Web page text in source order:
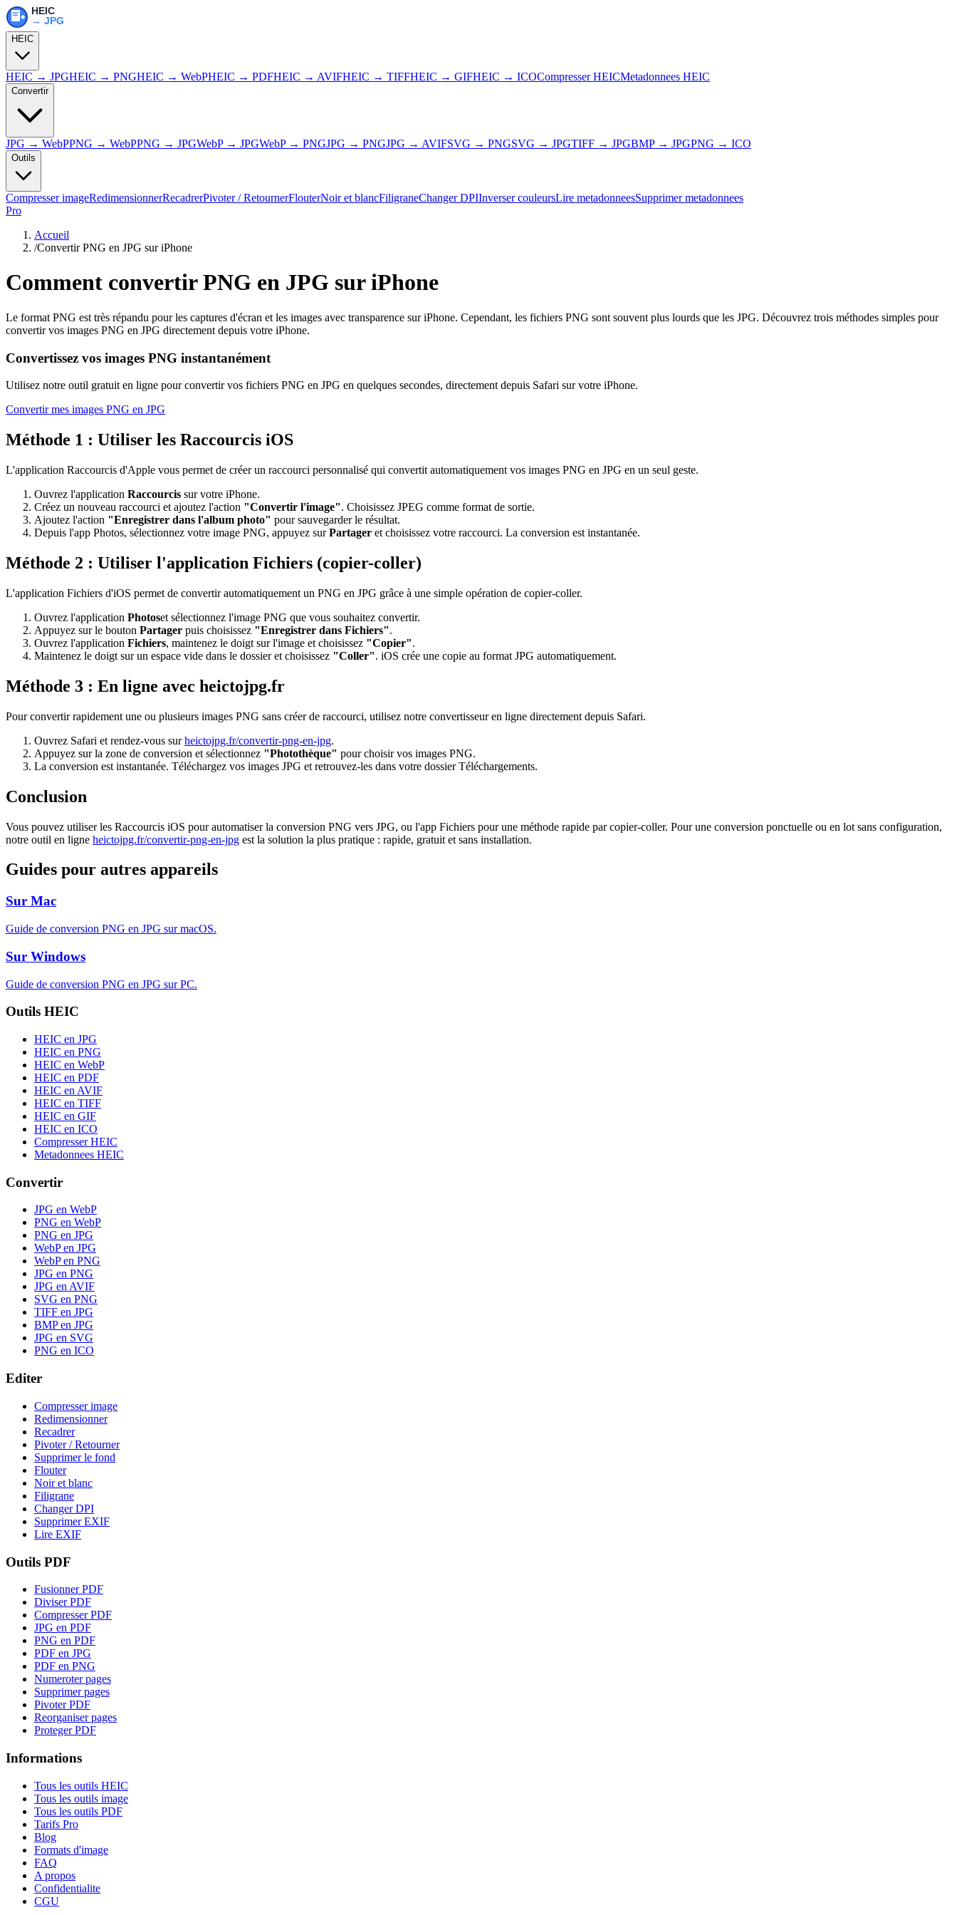
HEIC
HEIC → JPGHEIC → PNGHEIC → WebPHEIC → PDFHEIC → AVIFHEIC → TIFFHEIC → GIFHEIC → ICOCompresser HEICMetadonnees HEIC
Convertir
JPG → WebPPNG → WebPPNG → JPGWebP → JPGWebP → PNGJPG → PNGJPG → AVIFSVG → PNGSVG → JPGTIFF → JPGBMP → JPGPNG → ICO
Outils
Compresser imageRedimensionnerRecadrerPivoter / RetournerFlouterNoir et blancFiligraneChanger DPIInverser couleursLire metadonneesSupprimer metadonnees
Pro
Accueil
/Convertir PNG en JPG sur iPhone
Comment convertir PNG en JPG sur iPhone
Le format PNG est très répandu pour les captures d'écran et les images avec transparence sur iPhone. Cependant, les fichiers PNG sont souvent plus lourds que les JPG. Découvrez trois méthodes simples pour
convertir vos images PNG en JPG directement depuis votre iPhone.
Convertissez vos images PNG instantanément
Utilisez notre outil gratuit en ligne pour convertir vos fichiers PNG en JPG en quelques secondes, directement depuis Safari sur votre iPhone.
Convertir mes images PNG en JPG
Méthode 1 : Utiliser les Raccourcis iOS
L'application Raccourcis d'Apple vous permet de créer un raccourci personnalisé qui convertit automatiquement vos images PNG en JPG en un seul geste.
Ouvrez l'application Raccourcis sur votre iPhone.
Créez un nouveau raccourci et ajoutez l'action "Convertir l'image". Choisissez JPEG comme format de sortie.
Ajoutez l'action "Enregistrer dans l'album photo" pour sauvegarder le résultat.
Depuis l'app Photos, sélectionnez votre image PNG, appuyez surPartager et choisissez votre raccourci. La conversion est instantanée.
Méthode 2 : Utiliser l'application Fichiers (copier-coller)
L'application Fichiers d'iOS permet de convertir automatiquement un PNG en JPG grâce à une simple opération de copier-coller.
Ouvrez l'application Photoset sélectionnez l'image PNG que vous souhaitez convertir.
Appuyez sur le bouton Partager puis choisissez "Enregistrer dans Fichiers".
Ouvrez l'application Fichiers, maintenez le doigt sur l'image et choisissez "Copier".
Maintenez le doigt sur un espace vide dans le dossier et choisissez "Coller". iOS crée une copie au format JPG automatiquement.
Méthode 3 : En ligne avec heictojpg.fr
Pour convertir rapidement une ou plusieurs images PNG sans créer de raccourci, utilisez notre convertisseur en ligne directement depuis Safari.
Ouvrez Safari et rendez-vous sur heictojpg.fr/convertir-png-en-jpg.
Appuyez sur la zone de conversion et sélectionnez "Photothèque" pour choisir vos images PNG.
La conversion est instantanée. Téléchargez vos images JPG et retrouvez-les dans votre dossier Téléchargements.
Conclusion
Vous pouvez utiliser les Raccourcis iOS pour automatiser la conversion PNG vers JPG, ou l'app Fichiers pour une méthode rapide par copier-coller. Pour une conversion ponctuelle ou en lot sans configuration,
notre outil en ligne heictojpg.fr/convertir-png-en-jpg est la solution la plus pratique : rapide, gratuit et sans installation.
Guides pour autres appareils
Sur Mac
Guide de conversion PNG en JPG sur macOS.
Sur Windows
Guide de conversion PNG en JPG sur PC.
Outils HEIC
HEIC en JPG
HEIC en PNG
HEIC en WebP
HEIC en PDF
HEIC en AVIF
HEIC en TIFF
HEIC en GIF
HEIC en ICO
Compresser HEIC
Metadonnees HEIC
Convertir
JPG en WebP
PNG en WebP
PNG en JPG
WebP en JPG
WebP en PNG
JPG en PNG
JPG en AVIF
SVG en PNG
TIFF en JPG
BMP en JPG
JPG en SVG
PNG en ICO
Editer
Compresser image
Redimensionner
Recadrer
Pivoter / Retourner
Supprimer le fond
Flouter
Noir et blanc
Filigrane
Changer DPI
Supprimer EXIF
Lire EXIF
Outils PDF
Fusionner PDF
Diviser PDF
Compresser PDF
JPG en PDF
PNG en PDF
PDF en JPG
PDF en PNG
Numeroter pages
Supprimer pages
Pivoter PDF
Reorganiser pages
Proteger PDF
Informations
Tous les outils HEIC
Tous les outils image
Tous les outils PDF
Tarifs Pro
Blog
Formats d'image
FAQ
A propos
Confidentialite
CGU